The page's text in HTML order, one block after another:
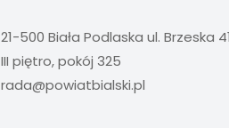
21-500 Biała Podlaska ul. Brzeska 41
III piętro, pokój 325
rada@powiatbialski.pl